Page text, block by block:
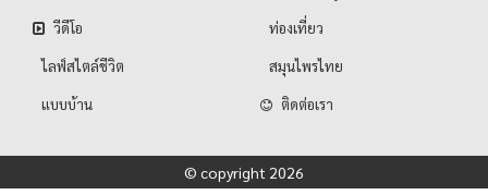
วีดีโอ ท่องเที่ยว
ไลฟ์สไตล์ชีวิต สมุนไพรไทย
แบบบ้าน ติดต่อเรา
© copyright 2026